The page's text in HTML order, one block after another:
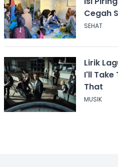
Cegah
SEHAT
Lirik
I'll Take
That
MUSIK